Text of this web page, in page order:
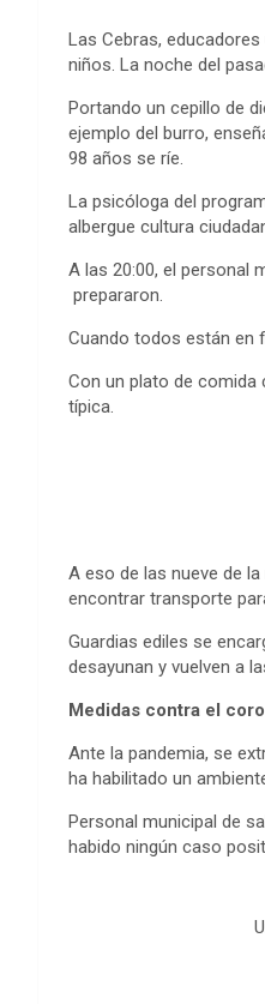
Las Cebras,
niños. La noche del
Portando un cepillo de
ejemplo del burro,
98 años se ríe.
La psicóloga del
albergue cultura
A las 20:00, el personal
prepararon.
Cuando todos están en
Con un plato de comida
típica.
A eso de las nueve de
encontrar transporte
Guardias ediles se
desayunan y vuelven a
Medidas contra el
Ante la pandemia, se
ha habilitado un
Personal municipal de
habido ningún caso